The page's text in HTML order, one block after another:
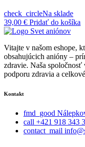
check_circleNa sklade
39,00 € Pridať do košíka
Vitajte v našom eshope,
obsahujúcich anióny –
zdravie. Naša
podporu zdravia a
Kontakt
fmd_good
call +421 918 343
contact_mail